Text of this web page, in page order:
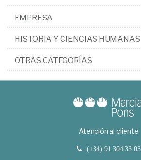
EMPRESA
HISTORIA Y CIENCIAS HUMANAS
OTRAS CATEGORÍAS
Atención al cliente
(+34) 91 304 33 03